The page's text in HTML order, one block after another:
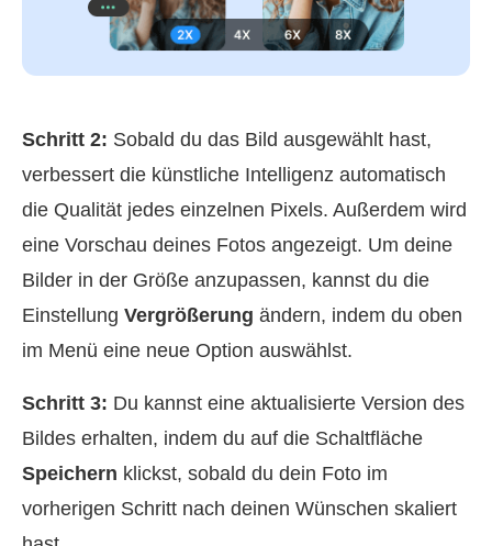
Schritt 2: Sobald du das Bild ausgewählt hast,
verbessert die künstliche Intelligenz automatisch
die Qualität jedes einzelnen Pixels. Außerdem wird
eine Vorschau deines Fotos angezeigt. Um deine
Bilder in der Größe anzupassen, kannst du die
Einstellung Vergrößerung ändern, indem du oben
im Menü eine neue Option auswählst.
Schritt 3: Du kannst eine aktualisierte Version des
Bildes erhalten, indem du auf die Schaltfläche
Speichern klickst, sobald du dein Foto im
vorherigen Schritt nach deinen Wünschen skaliert